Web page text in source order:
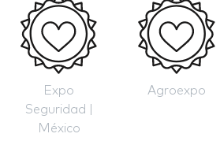
Expo
Seguridad |
México
Agroexpo